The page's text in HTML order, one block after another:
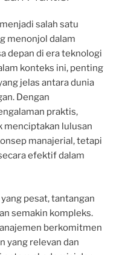
salah satu
menonjol dalam
depan di era teknologi
konteks ini, penting
jelas antara dunia
Dengan
praktis,
lulusan
manajerial, tetapi
efektif dalam
pesat, tantangan
semakin kompleks.
berkomitmen
yang relevan dan